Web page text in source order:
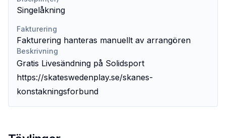
Singelåkning
Fakturering
Fakturering hanteras manuellt av arrangören
Beskrivning
Gratis Livesändning på Solidsport
https://skateswedenplay.se/skanes-
konstakningsforbund